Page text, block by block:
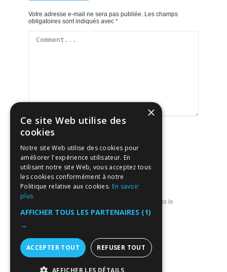
Votre adresse e-mail ne sera pas publiée. Les champs
obligatoires sont indiqués avec *
Enregistrer mon nom, mon e-mail et mon site dans le
navigateur pour mon prochain commentaire.
×
Ce site Web utilise des
cookies
Notre site Web utilise des cookies pour
améliorer l'expérience utilisateur. En
utilisant notre site Web, vous acceptez tous
les cookies conformément à notre
Politique relative aux cookies. En savoir
plus
AFFICHER TOUS LES PARTENAIRES (1)
→
ACCEPTER TOUT REFUSER TOUT
AFFICHER LES DÉTAILS